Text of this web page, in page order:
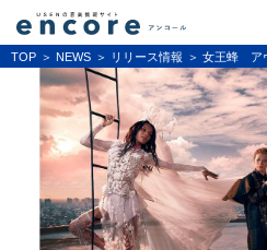
TOP NEWS リリース情報 女王蜂 ア